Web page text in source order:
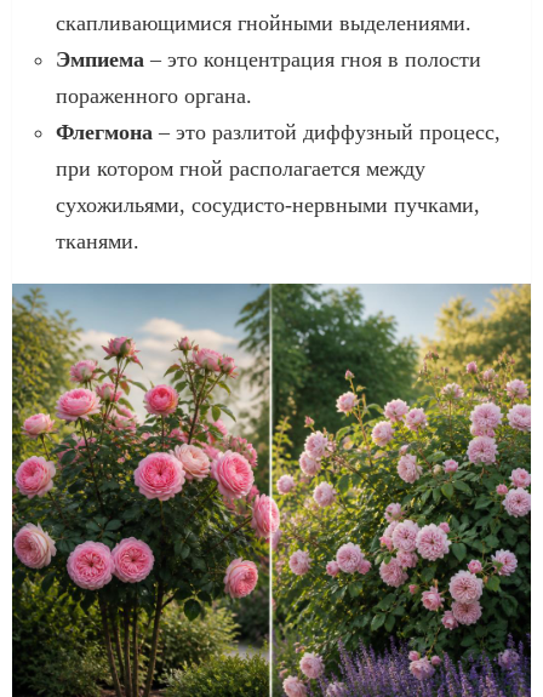
скапливающимися гнойными выделениями.
Эмпиема – это концентрация гноя в полости
пораженного органа.
Флегмона – это разлитой диффузный процесс,
при котором гной располагается между
сухожильями, сосудисто-нервными пучками,
тканями.